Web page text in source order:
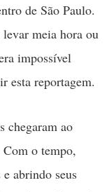
de São Paulo.
meia hora ou
impossível
esta reportagem.
chegaram ao
o tempo,
abrindo seus